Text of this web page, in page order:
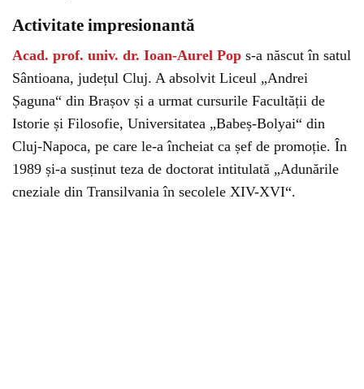
Activitate impresionantă
Acad. prof. univ. dr. Ioan-Aurel Pop s-a născut în satul
Sântioana, județul Cluj. A absolvit Liceul „Andrei
Șaguna“ din Brașov și a urmat cursurile Facultății de
Istorie și Filosofie, Universitatea „Babeș-Bolyai“ din
Cluj-Napoca, pe care le-a încheiat ca șef de promoție. În
1989 și-a susținut teza de doctorat intitulată „Adunările
cneziale din Transilvania în secolele XIV-XVI“.